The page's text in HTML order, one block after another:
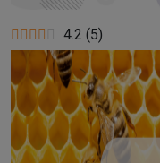
4.2 (5)